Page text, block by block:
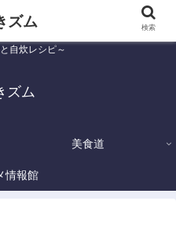
自炊レシピ～
ズム
美食道
情報館
ズム 検索